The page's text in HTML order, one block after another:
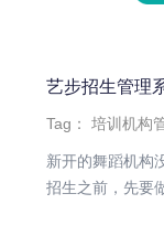
艺步招生管理
Tag：培训机构
新开的舞蹈机构
招生之前，先要